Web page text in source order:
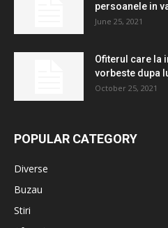
persoanele in
June 25, 2021
Ofiterul care la
vorbeste dupa
October 25, 2021
POPULAR CATEGORY
Diverse
Buzau
Stiri